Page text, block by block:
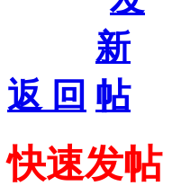
返 回
快速发帖